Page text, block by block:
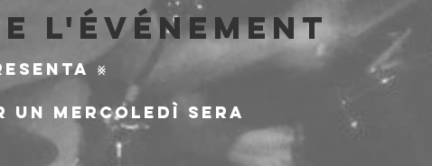
l'événement
⨳
mercoledì sera